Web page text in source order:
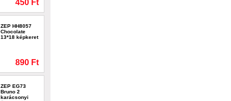
450 Ft
ZEP HH8057
Chocolate
13*18 képkeret
890 Ft
ZEP EG73
Bruno 2
karácsonyi